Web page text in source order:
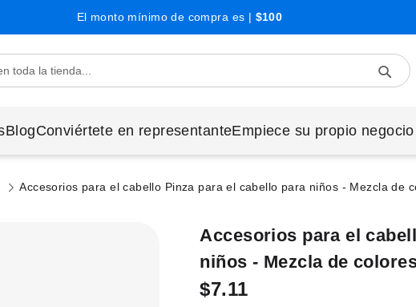
El monto mínimo de compra es | $100
BlogConviértete en representanteEmpiece su propio negocio
Accesorios para el cabello Pinza para el cabello para niños - Mezcla de
Accesorios para el
niños - Mezcla de
$7.11